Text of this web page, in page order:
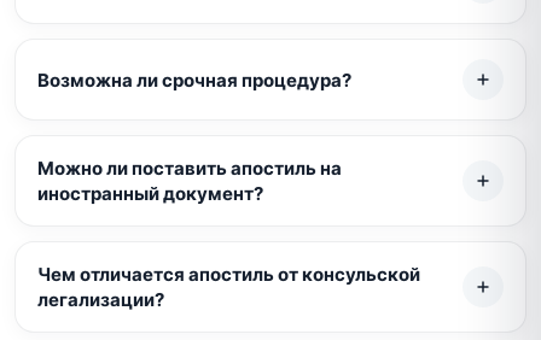
Возможна ли срочная процедура?
Можно ли поставить апостиль на
иностранный документ?
Чем отличается апостиль от консульской
легализации?